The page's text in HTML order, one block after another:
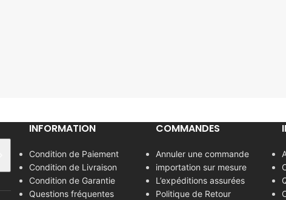
INFORMATION
Condition de Paiement
Condition de Livraison
Condition de Garantie
Questions fréquentes
COMMANDES
Annuler une commande
importation sur mesure
L’expéditions assurées
Politique de Retour